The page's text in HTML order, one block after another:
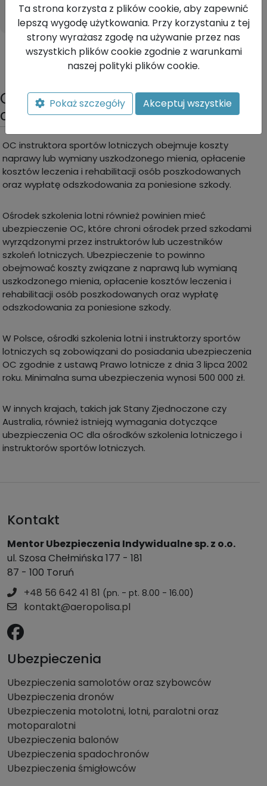
OC instruktora sportów lotniczych -
co muszę wiedzieć?
OC instruktora sportów lotniczych obejmuje koszty
naprawy lub wymiany uszkodzonego mienia, opłacenie
kosztów leczenia i rehabilitacji osób poszkodowanych
oraz wypłatę odszkodowania za poniesione szkody.
Ośrodek szkolenia lotni również powinien mieć
ubezpieczenie OC, które chroni ośrodek przed szkodami
wyrządzonymi przez instruktorów lub uczestników
szkoleń lotniczych. Ubezpieczenie to powinno
obejmować koszty związane z naprawą lub wymianą
uszkodzonego mienia, opłacenie kosztów leczenia i
rehabilitacji osób poszkodowanych oraz wypłatę
odszkodowania za poniesione szkody.
W Polsce, ośrodki szkolenia lotni i instruktorzy sportów
lotniczych są zobowiązani do posiadania ubezpieczenia
OC zgodnie z ustawą Prawo lotnicze z dnia 3 lipca 2002
roku. Minimalna suma ubezpieczenia wynosi 500 000 zł.
W innych krajach, takich jak Stany Zjednoczone czy
Australia, również istnieją wymagania dotyczące
ubezpieczenia OC dla ośrodków szkolenia lotniczego i
instruktorów sportów lotniczych.
Kontakt
Mentor Ubezpieczenia Indywidualne sp. z o.o.
ul. Szosa Chełmińska 177 - 181
87 - 100 Toruń
+48 56 642 41 81 (pn. - pt. 8.00 - 16.00)
kontakt@aeropolisa.pl
Ubezpieczenia
Ubezpieczenia samolotów oraz szybowców
Ubezpieczenia dronów
Ubezpieczenia motolotni, lotni, paralotni oraz
motoparalotni
Ubezpieczenia balonów
Ubezpieczenia spadochronów
Ubezpieczenia śmigłowców
Ta strona korzysta z plików cookie, aby zapewnić
lepszą wygodę użytkowania. Przy korzystaniu z tej
strony wyrażasz zgodę na używanie przez nas
wszystkich plików cookie zgodnie z warunkami
naszej polityki plików cookie.
Pokaż szczegóły Akceptuj wszystkie